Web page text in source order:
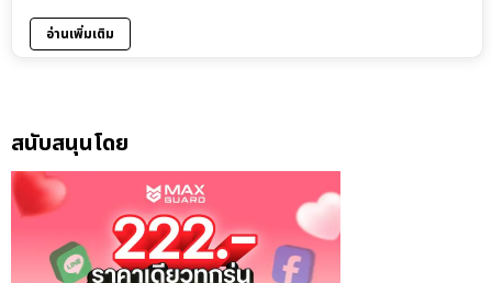
อ่านเพิ่มเติม
สนับสนุนโดย